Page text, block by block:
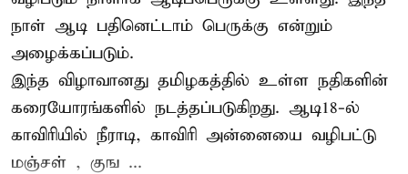
நாள் ஆடி பதினெட்டாம் பெருக்கு என்றும்
அழைக்கப்படும்.
இந்த விழாவானது தமிழகத்தில் உள்ள நதிகளின்
கரையோரங்களில் நடத்தப்படுகிறது. ஆடி18-ல்
காவிரியில் நீராடி, காவிரி அன்னையை வழிபட்டு
மஞ்சள் , குங ...